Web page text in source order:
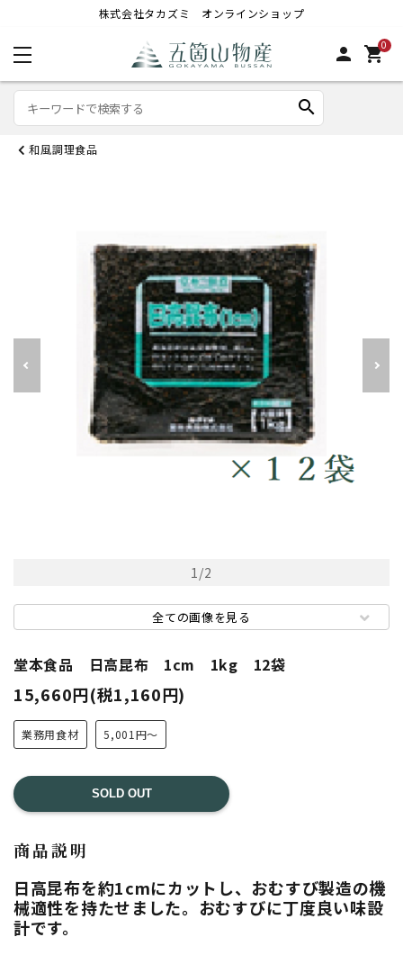
株式会社タカズミ オンラインショップ
person 0
shopping_cart
search
和風調理食品
1/2
全ての画像を見る
堂本食品 日高昆布 1cm 1kg 12袋
15,660円(税1,160円)
業務用食材 5,001円～
SOLD OUT
商品説明
日高昆布を約1cmにカットし、おむすび製造の機
械適性を持たせました。おむすびに丁度良い味設
計です。